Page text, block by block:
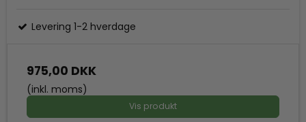
Levering 1-2 hverdage
975,00 DKK
(inkl. moms)
Vis produkt